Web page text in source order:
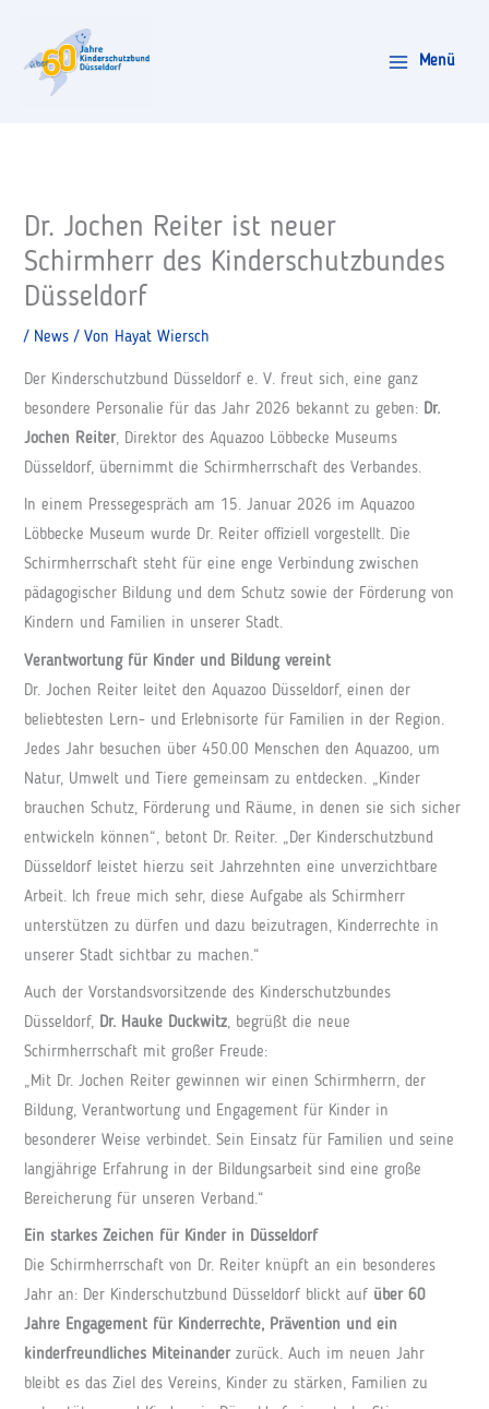
springen
Menü
Dr. Jochen Reiter ist neuer
Schirmherr des Kinderschutzbundes
Düsseldorf
/ News / Von Hayat Wiersch
Der Kinderschutzbund Düsseldorf e. V. freut sich, eine ganz
besondere Personalie für das Jahr 2026 bekannt zu geben: Dr.
Jochen Reiter, Direktor des Aquazoo Löbbecke Museums
Düsseldorf, übernimmt die Schirmherrschaft des Verbandes.
In einem Pressegespräch am 15. Januar 2026 im Aquazoo
Löbbecke Museum wurde Dr. Reiter offiziell vorgestellt. Die
Schirmherrschaft steht für eine enge Verbindung zwischen
pädagogischer Bildung und dem Schutz sowie der Förderung von
Kindern und Familien in unserer Stadt.
Verantwortung für Kinder und Bildung vereint
Dr. Jochen Reiter leitet den Aquazoo Düsseldorf, einen der
beliebtesten Lern- und Erlebnisorte für Familien in der Region.
Jedes Jahr besuchen über 450.00 Menschen den Aquazoo, um
Natur, Umwelt und Tiere gemeinsam zu entdecken. „Kinder
brauchen Schutz, Förderung und Räume, in denen sie sich sicher
entwickeln können“, betont Dr. Reiter. „Der Kinderschutzbund
Düsseldorf leistet hierzu seit Jahrzehnten eine unverzichtbare
Arbeit. Ich freue mich sehr, diese Aufgabe als Schirmherr
unterstützen zu dürfen und dazu beizutragen, Kinderrechte in
unserer Stadt sichtbar zu machen.“
Auch der Vorstandsvorsitzende des Kinderschutzbundes
Düsseldorf, Dr. Hauke Duckwitz, begrüßt die neue
Schirmherrschaft mit großer Freude:
„Mit Dr. Jochen Reiter gewinnen wir einen Schirmherrn, der
Bildung, Verantwortung und Engagement für Kinder in
besonderer Weise verbindet. Sein Einsatz für Familien und seine
langjährige Erfahrung in der Bildungsarbeit sind eine große
Bereicherung für unseren Verband.“
Ein starkes Zeichen für Kinder in Düsseldorf
Die Schirmherrschaft von Dr. Reiter knüpft an ein besonderes
Jahr an: Der Kinderschutzbund Düsseldorf blickt auf über 60
Jahre Engagement für Kinderrechte, Prävention und ein
kinderfreundliches Miteinanderzurück. Auch im neuen Jahr
bleibt es das Ziel des Vereins, Kinder zu stärken, Familien zu